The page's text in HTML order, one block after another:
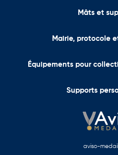
Le commerce maritime
Les symboles de Chypre
Drapeaux, pavillons et
Cette catégorie rassemble une
représentation officielle lors des
Mâts et
Mairie, protocole
Équipements pour
Supports
aviso-